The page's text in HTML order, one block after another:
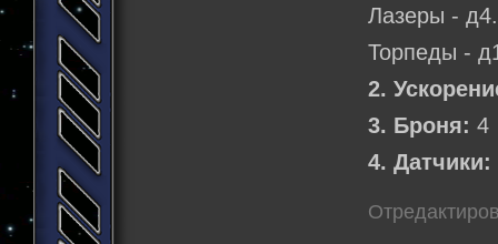
Лазеры -
Торпеды -
2.
3. Броня: 4
4. Датчики: